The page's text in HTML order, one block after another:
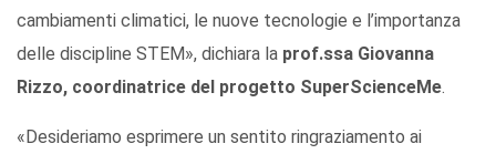
cambiamenti climatici, le nuove tecnologie e l’importanza
delle discipline STEM», dichiara la prof.ssa Giovanna
Rizzo, coordinatrice del progetto SuperScienceMe.
«Desideriamo esprimere un sentito ringraziamento ai